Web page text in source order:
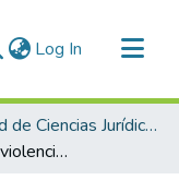
Log In (current)
Facultad de Ciencias Jurídicas y Políticas
Efectividad legal y violencia de género en el Juzgado Penal de Juliaca, 2024